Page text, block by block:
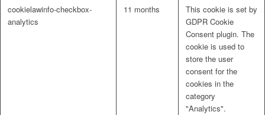
cookielawinfo-checkbox-
analytics
11 months
This cookie is set by
GDPR Cookie
Consent plugin. The
cookie is used to
store the user
consent for the
cookies in the
category
"Analytics".